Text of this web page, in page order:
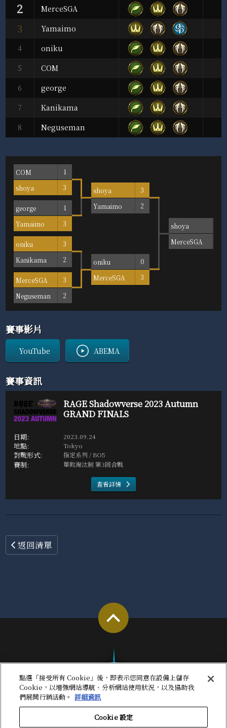
2 MerceSGA
3
Yamaimo
4
oniku
5
COM
6
george
7
Kanikama
8
Neguseman
COM
1
shoya
3
george
1
Yamaimo
3
oniku
3
Kanikama
2
MerceSGA
3
Neguseman
2
shoya
3
Yamaimo
2
oniku
0
MerceSGA
3
shoya
MerceSGA
賽事影片
YouTube ABEMA
賽事資訊
RAGE Shadowverse 2023 Autumn
GRAND FINALS
2023.09.24
Tokyo
指定系列 / BO5
單敗淘汰制 第3回合戰
查看詳情
返回清單
點選「接受所有 Cookie」後，即表示您同意在設備上儲存
Cookie，以增強網站導航、分析網站使用狀況，以及協助我
們展開行銷活動。 詳細資訊
Cookie 設定